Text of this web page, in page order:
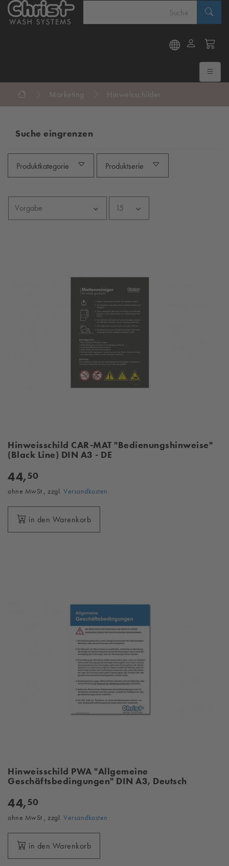
Marketing Hinweisschilder
Suche eingrenzen
Produktkategorie Produktserie
Hinweisschild CAR-MAT "Bedienungshinweise"
(Black Line) DIN A3 - DE
44,50
ohne MwSt., zzgl. Versandkosten
in den Warenkorb
Hinweisschild PWA "Allgemeine
Geschäftsbedingungen" DIN A3, Deutsch
44,50
ohne MwSt., zzgl. Versandkosten
in den Warenkorb